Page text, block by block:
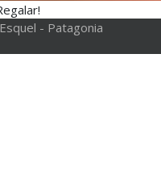
- Patagonia